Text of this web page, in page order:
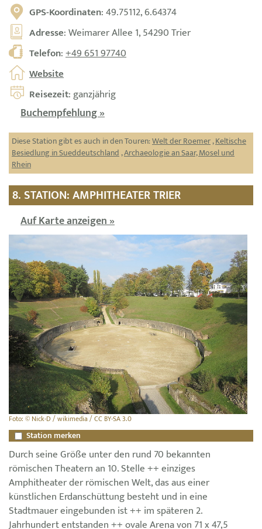
GPS-Koordinaten: 49.75112, 6.64374
Adresse: Weimarer Allee 1, 54290 Trier
Telefon:+49 651 97740
Website
Reisezeit: ganzjährig
Buchempfehlung »
Diese Station gibt es auch in den Touren:Welt der Roemer,Keltische
Besiedlung in Sueddeutschland,Archaeologie an Saar, Mosel und
Rhein
8. STATION: AMPHITHEATER TRIER
Auf Karte anzeigen »
Foto: © Nick-D / wikimedia / CC BY-SA 3.0
Station merken
Durch seine Größe unter den rund 70 bekannten
römischen Theatern an 10. Stelle ++ einziges
Amphitheater der römischen Welt, das aus einer
künstlichen Erdanschüttung besteht und in eine
Stadtmauer eingebunden ist ++ im späteren 2.
Jahrhundert entstanden ++ ovale Arena von 71 x 47,5